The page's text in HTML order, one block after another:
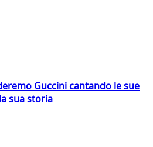
Guccini cantando le sue
sua storia